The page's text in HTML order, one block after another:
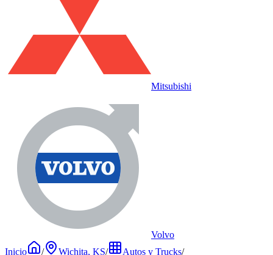
Mitsubishi
Volvo
Inicio
/ Wichita, KS/ Autos y Trucks/